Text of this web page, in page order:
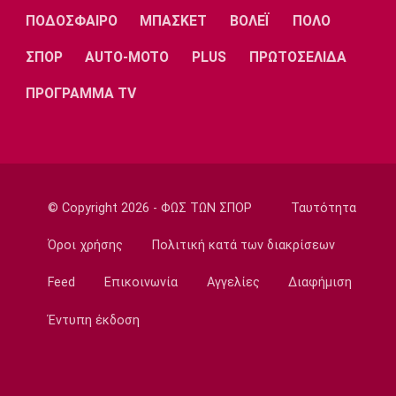
14:20
Super League 1
14:05
Εθνικές Μπάσκετ
προετοιμασμένες»
Ηλιόπουλος σε Πήλιο: «Υπήρχαν άνθρωποι
ΠΟΔΟΣΦΑΙΡΟ ΜΠΑΣΚΕΤ ΒΟΛΕΪ ΠΟΛΟ
ΣΠΟΡ AUTO-MOTO PLUS ΠΡΩΤΟΣΕΛΙΔΑ
ΠΡΟΓΡΑΜΜΑ TV
© Copyright 2026 - ΦΩΣ ΤΩΝ ΣΠΟΡ Ταυτότητα
Όροι χρήσης Πολιτική κατά των διακρίσεων
Feed Επικοινωνία Αγγελίες Διαφήμιση
Έντυπη έκδοση